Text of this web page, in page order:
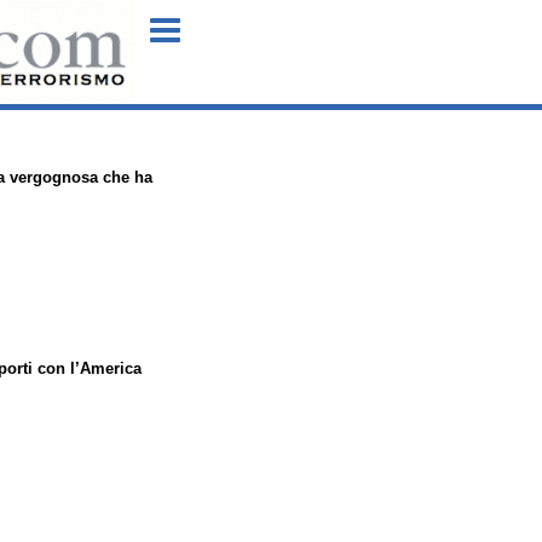
Menu
vergognosa che ha
con l’America